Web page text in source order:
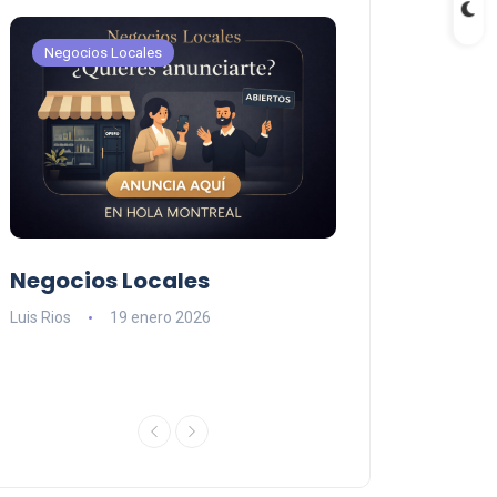
Negocios Locales
Negocios Locales
Luis Rios 19 enero 2026